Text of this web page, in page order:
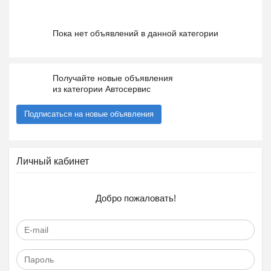
Пока нет объявлений в данной категории
Получайте новые объявления
из категории Автосервис
Подписаться на новые объявления
Личный кабинет
Добро пожаловать!